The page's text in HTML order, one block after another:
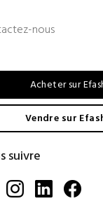
nous
Acheter sur
Vendre sur
suivre